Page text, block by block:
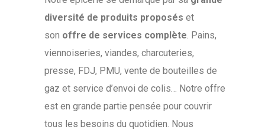
diversité de produits proposés et
son offre de services complète . Pains,
viennoiseries, viandes, charcuteries,
presse, FDJ, PMU, vente de bouteilles de
gaz et service d’envoi de colis… Notre offre
est en grande partie pensée pour couvrir
tous les besoins du quotidien. Nous